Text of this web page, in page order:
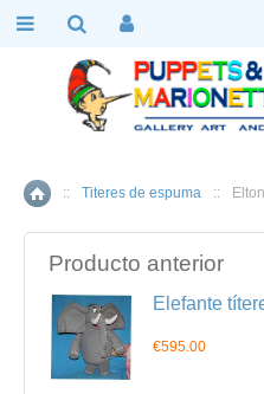
Inicio
:: Titeres de espuma ::
Producto anterior
Elefante
€595.00